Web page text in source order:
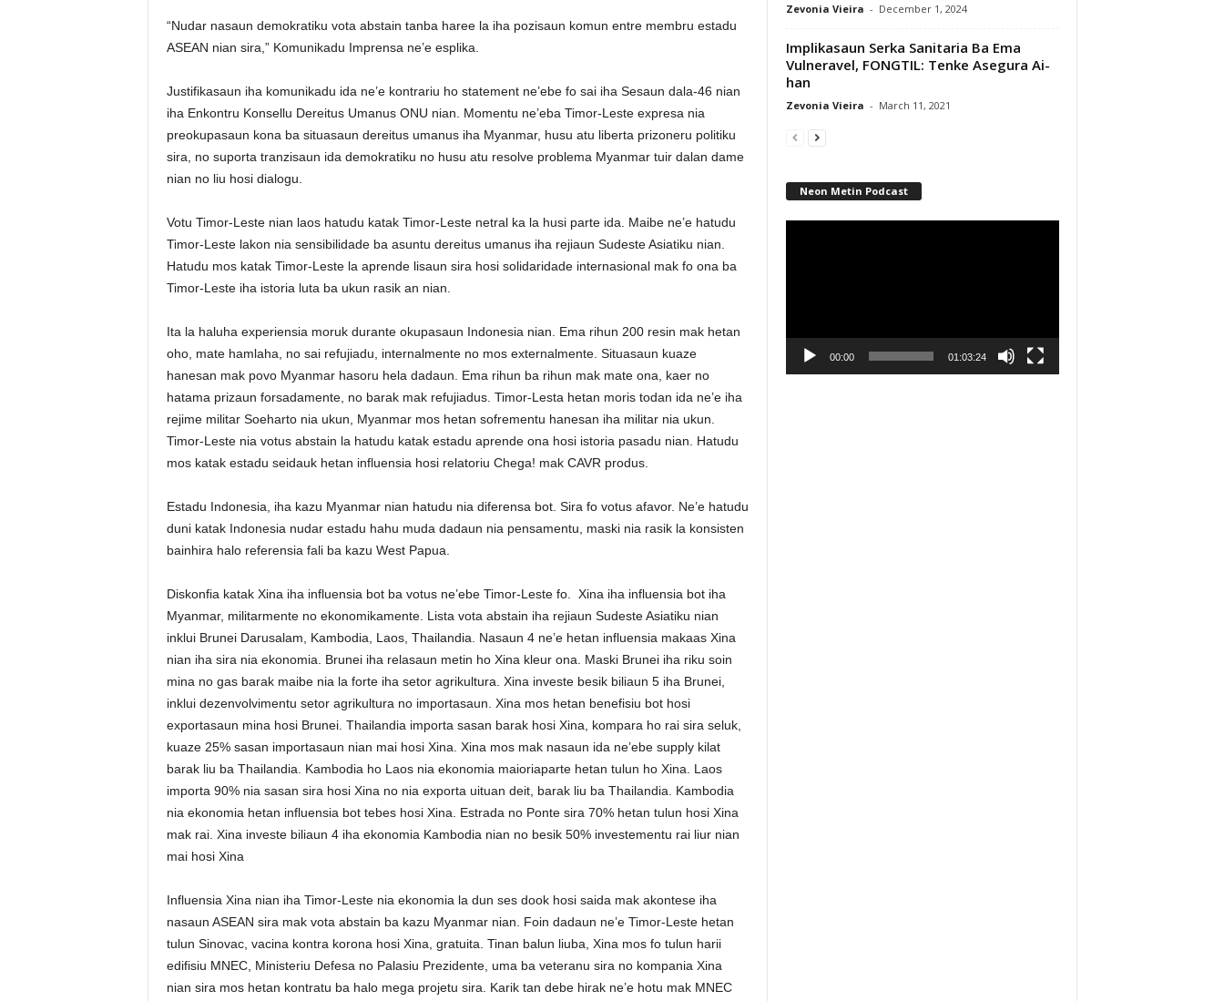
“Nudar nasaun demokratiku vota abstain tanba haree la iha pozisaun komun entre membru estadu
ASEAN nian sira,” Komunikadu Imprensa ne’e esplika.
Justifikasaun iha komunikadu ida ne’e kontrariu ho statement ne’ebe fo sai iha Sesaun dala-46 nian
iha Enkontru Konsellu Dereitus Umanus ONU nian. Momentu ne’eba Timor-Leste expresa nia
preokupasaun kona ba situasaun dereitus umanus iha Myanmar, husu atu liberta prizoneru politiku
sira, no suporta tranzisaun ida demokratiku no husu atu resolve problema Myanmar tuir dalan dame
nian no liu hosi dialogu.
Votu Timor-Leste nian laos hatudu katak Timor-Leste netral ka la husi parte ida. Maibe ne’e hatudu
Timor-Leste lakon nia sensibilidade ba asuntu dereitus umanus iha rejiaun Sudeste Asiatiku nian.
Hatudu mos katak Timor-Leste la aprende lisaun sira hosi solidaridade internasional mak fo ona ba
Timor-Leste iha istoria luta ba ukun rasik an nian.
Ita la haluha experiensia moruk durante okupasaun Indonesia nian. Ema rihun 200 resin mak hetan
oho, mate hamlaha, no sai refujiadu, internalmente no mos externalmente. Situasaun kuaze
hanesan mak povo Myanmar hasoru hela dadaun. Ema rihun ba rihun mak mate ona, kaer no
hatama prizaun forsadamente, no barak mak refujiadus. Timor-Lesta hetan moris todan ida ne’e iha
rejime militar Soeharto nia ukun, Myanmar mos hetan sofrementu hanesan iha militar nia ukun.
Timor-Leste nia votus abstain la hatudu katak estadu aprende ona hosi istoria pasadu nian. Hatudu
mos katak estadu seidauk hetan influensia hosi relatoriu Chega! mak CAVR produs.
Estadu Indonesia, iha kazu Myanmar nian hatudu nia diferensa bot. Sira fo votus afavor. Ne’e hatudu
duni katak Indonesia nudar estadu hahu muda dadaun nia pensamentu, maski nia rasik la konsisten
bainhira halo referensia fali ba kazu West Papua.
Diskonfia katak Xina iha influensia bot ba votus ne’ebe Timor-Leste fo. Xina iha influensia bot iha
Myanmar, militarmente no ekonomikamente. Lista vota abstain iha rejiaun Sudeste Asiatiku nian
inklui Brunei Darusalam, Kambodia, Laos, Thailandia. Nasaun 4 ne’e hetan influensia makaas Xina
nian iha sira nia ekonomia. Brunei iha relasaun metin ho Xina kleur ona. Maski Brunei iha riku soin
mina no gas barak maibe nia la forte iha setor agrikultura. Xina investe besik biliaun 5 iha Brunei,
inklui dezenvolvimentu setor agrikultura no importasaun. Xina mos hetan benefisiu bot hosi
exportasaun mina hosi Brunei. Thailandia importa sasan barak hosi Xina, kompara ho rai sira seluk,
kuaze 25% sasan importasaun nian mai hosi Xina. Xina mos mak nasaun ida ne’ebe supply kilat
barak liu ba Thailandia. Kambodia ho Laos nia ekonomia maioriaparte hetan tulun ho Xina. Laos
importa 90% nia sasan sira hosi Xina no nia exporta uituan deit, barak liu ba Thailandia. Kambodia
nia ekonomia hetan influensia bot tebes hosi Xina. Estrada no Ponte sira 70% hetan tulun hosi Xina
mak rai. Xina investe biliaun 4 iha ekonomia Kambodia nian no besik 50% investementu rai liur nian
mai hosi Xina
Influensia Xina nian iha Timor-Leste nia ekonomia la dun ses dook hosi saida mak akontese iha
nasaun ASEAN sira mak vota abstain ba kazu Myanmar nian. Foin dadaun ne’e Timor-Leste hetan
tulun Sinovac, vacina kontra korona hosi Xina, gratuita. Tinan balun liuba, Xina mos fo tulun harii
edifisiu MNEC, Ministeriu Defesa no Palasiu Prezidente, uma ba veteranu sira no kompania Xina
nian sira mos hetan kontratu ba halo mega projetu sira. Karik tan debe hirak ne’e hotu mak MNEC
Zevonia Vieira - December 1, 2024
Implikasaun Serka Sanitaria Ba Ema
Vulneravel, FONGTIL: Tenke Asegura Ai-
han
Zevonia Vieira - March 11, 2021
Neon Metin Podcast
00:00 01:03:24